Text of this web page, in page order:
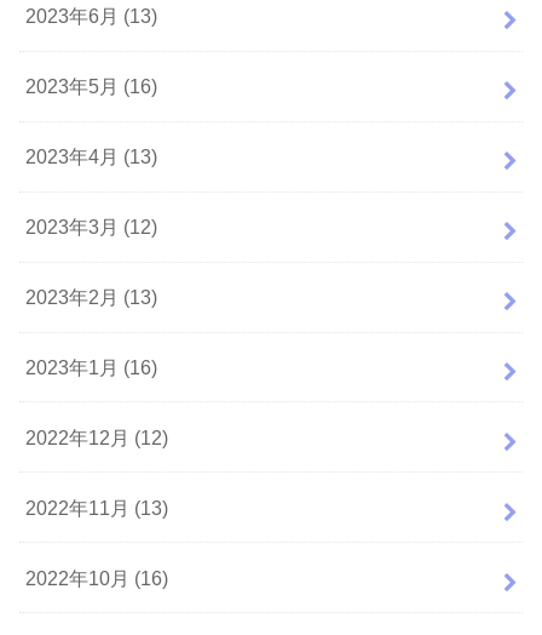
2023年6月 (13)
2023年5月 (16)
2023年4月 (13)
2023年3月 (12)
2023年2月 (13)
2023年1月 (16)
2022年12月 (12)
2022年11月 (13)
2022年10月 (16)